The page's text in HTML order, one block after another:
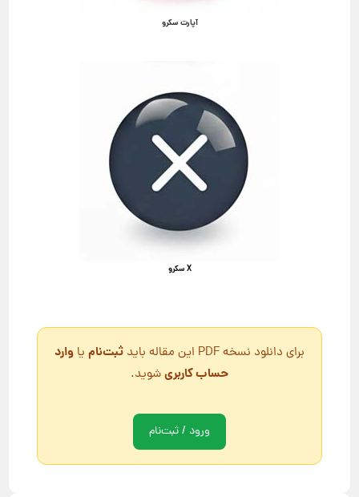
آپارت سکرو
X سکرو
برای دانلود نسخه PDF این مقاله باید ثبت‌نام یا وارد
حساب کاربریشوید.
ورود / ثبت‌نام